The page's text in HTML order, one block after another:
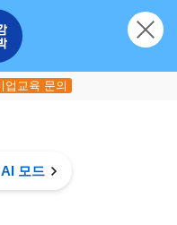
업교육 문의
AI 모드